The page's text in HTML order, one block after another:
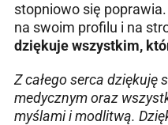
stopniowo się
na swoim profilu i na
dziękuje wszystkim,
Z całego serca
medycznym oraz
myślami i modlitwą.